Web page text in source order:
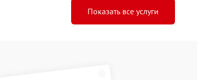
Показать все услуги